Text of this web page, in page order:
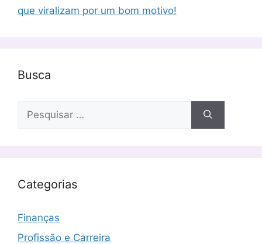
que viralizam por um bom motivo!
Busca
Pesquisar
Categorias
Finanças
Profissão e Carreira